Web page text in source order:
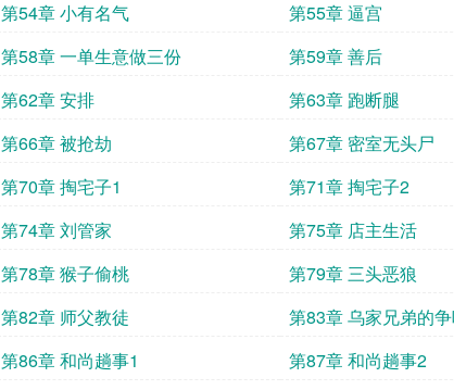
第54章 小有名气 第55章 逼宫
第58章 一单生意做三份 第59章 善后
第62章 安排 第63章 跑断腿
第66章 被抢劫 第67章 密室无头尸
第70章 掏宅子1 第71章 掏宅子2
第74章 刘管家 第75章 店主生活
第78章 猴子偷桃 第79章 三头恶狼
第82章 师父教徒 第83章 乌家兄弟的
第86章 和尚趟事1 第87章 和尚趟事2